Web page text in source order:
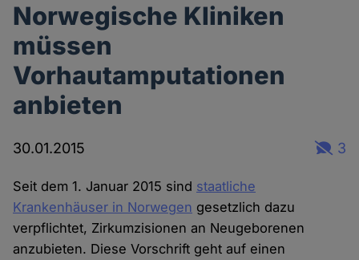
Norwegische Kliniken
müssen
Vorhautamputationen
anbieten
30.01.2015 3
Seit dem 1. Januar 2015 sind staatliche
Krankenhäuser in Norwegen gesetzlich dazu
verpflichtet, Zirkumzisionen an Neugeborenen
anzubieten. Diese Vorschrift geht auf einen